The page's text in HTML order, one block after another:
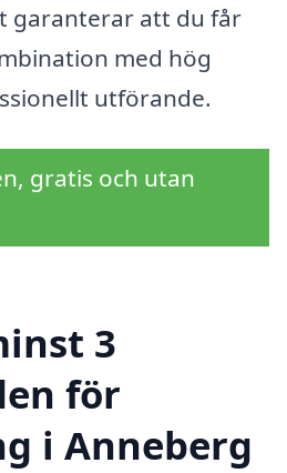
garanterar att du får
med hög
utförande.
gratis och utan
3
för
i Anneberg